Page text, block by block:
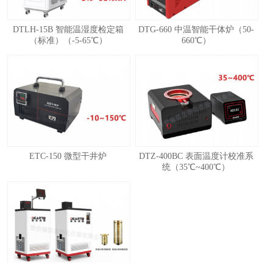
DTLH-15B 智能温湿度检定箱
（标准）（-5-65℃）
DTG-660 中温智能干体炉（50-
660℃）
ETC-150 微型干井炉
DTZ-400BC 表面温度计校准系
统（35℃~400℃）